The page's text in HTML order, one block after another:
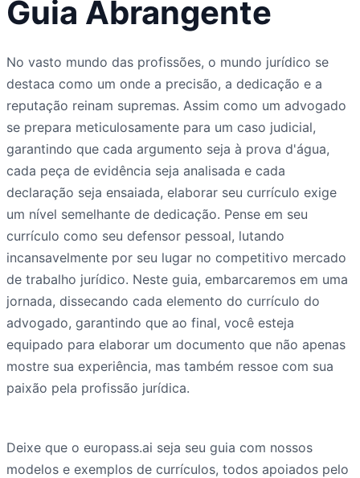
Guia Abrangente
No vasto mundo das profissões, o mundo jurídico se
destaca como um onde a precisão, a dedicação e a
reputação reinam supremas. Assim como um advogado
se prepara meticulosamente para um caso judicial,
garantindo que cada argumento seja à prova d'água,
cada peça de evidência seja analisada e cada
declaração seja ensaiada, elaborar seu currículo exige
um nível semelhante de dedicação. Pense em seu
currículo como seu defensor pessoal, lutando
incansavelmente por seu lugar no competitivo mercado
de trabalho jurídico. Neste guia, embarcaremos em uma
jornada, dissecando cada elemento do currículo do
advogado, garantindo que ao final, você esteja
equipado para elaborar um documento que não apenas
mostre sua experiência, mas também ressoe com sua
paixão pela profissão jurídica.
Deixe que o europass.ai seja seu guia com nossos
modelos e exemplos de currículos, todos apoiados pelo